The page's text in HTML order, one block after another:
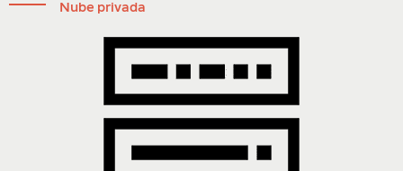
Nube privada